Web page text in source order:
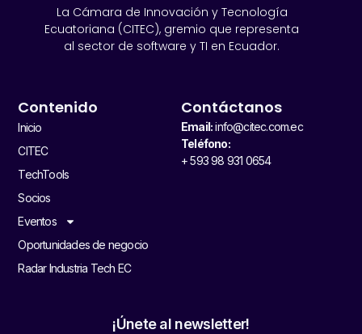
La Cámara de Innovación y Tecnología
Ecuatoriana (CITEC), gremio que representa
al sector de software y TI en Ecuador.
Contenido
Inicio
CITEC
TechTools
Socios
Eventos
Oportunidades de negocio
Radar Industria Tech EC
Contáctanos
Email:info@citec.com.ec
Teléfono:
+ 593 98 931 0654
¡Únete al newsletter!